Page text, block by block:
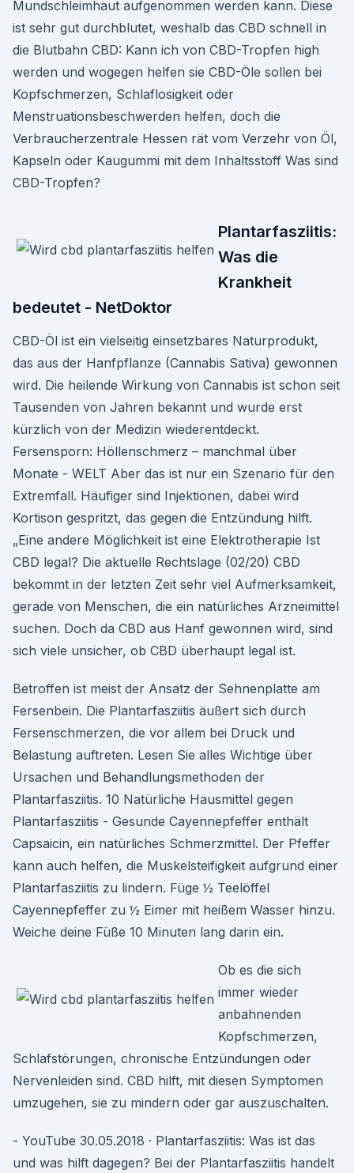
Mundschleimhaut aufgenommen werden kann. Diese
ist sehr gut durchblutet, weshalb das CBD schnell in
die Blutbahn CBD: Kann ich von CBD-Tropfen high
werden und wogegen helfen sie CBD-Öle sollen bei
Kopfschmerzen, Schlaflosigkeit oder
Menstruationsbeschwerden helfen, doch die
Verbraucherzentrale Hessen rät vom Verzehr von Öl,
Kapseln oder Kaugummi mit dem Inhaltsstoff Was sind
CBD-Tropfen?
Plantarfasziitis:
Was die
Krankheit
bedeutet - NetDoktor
CBD-Öl ist ein vielseitig einsetzbares Naturprodukt,
das aus der Hanfpflanze (Cannabis Sativa) gewonnen
wird. Die heilende Wirkung von Cannabis ist schon seit
Tausenden von Jahren bekannt und wurde erst
kürzlich von der Medizin wiederentdeckt.
Fersensporn: Höllenschmerz – manchmal über
Monate - WELT Aber das ist nur ein Szenario für den
Extremfall. Häufiger sind Injektionen, dabei wird
Kortison gespritzt, das gegen die Entzündung hilft.
„Eine andere Möglichkeit ist eine Elektrotherapie Ist
CBD legal? Die aktuelle Rechtslage (02/20) CBD
bekommt in der letzten Zeit sehr viel Aufmerksamkeit,
gerade von Menschen, die ein natürliches Arzneimittel
suchen. Doch da CBD aus Hanf gewonnen wird, sind
sich viele unsicher, ob CBD überhaupt legal ist.
Betroffen ist meist der Ansatz der Sehnenplatte am
Fersenbein. Die Plantarfasziitis äußert sich durch
Fersenschmerzen, die vor allem bei Druck und
Belastung auftreten. Lesen Sie alles Wichtige über
Ursachen und Behandlungsmethoden der
Plantarfasziitis. 10 Natürliche Hausmittel gegen
Plantarfasziitis - Gesunde Cayennepfeffer enthält
Capsaicin, ein natürliches Schmerzmittel. Der Pfeffer
kann auch helfen, die Muskelsteifigkeit aufgrund einer
Plantarfasziitis zu lindern. Füge ½ Teelöffel
Cayennepfeffer zu ½ Eimer mit heißem Wasser hinzu.
Weiche deine Füße 10 Minuten lang darin ein.
Ob es die sich
immer wieder
anbahnenden
Kopfschmerzen,
Schlafstörungen, chronische Entzündungen oder
Nervenleiden sind. CBD hilft, mit diesen Symptomen
umzugehen, sie zu mindern oder gar auszuschalten.
- YouTube 30.05.2018 · Plantarfasziitis: Was ist das
und was hilft dagegen? Bei der Plantarfasziitis handelt